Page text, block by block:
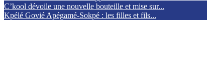
C’kool dévoile une nouvelle bouteille et mise sur...
Kpélé Govié Apégamé-Sokpé : les filles et fils...